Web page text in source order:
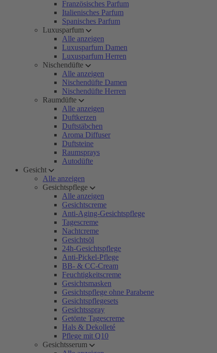
Französisches Parfum
Italienisches Parfum
Spanisches Parfum
Luxusparfum
Alle anzeigen
Luxusparfum Damen
Luxusparfum Herren
Nischendüfte
Alle anzeigen
Nischendüfte Damen
Nischendüfte Herren
Raumdüfte
Alle anzeigen
Duftkerzen
Duftstäbchen
Aroma Diffuser
Duftsteine
Raumsprays
Autodüfte
Gesicht
Alle anzeigen
Gesichtspflege
Alle anzeigen
Gesichtscreme
Anti-Aging-Gesichtspflege
Tagescreme
Nachtcreme
Gesichtsöl
24h-Gesichtspflege
Anti-Pickel-Pflege
BB- & CC-Cream
Feuchtigkeitscreme
Gesichtsmasken
Gesichtspflege ohne Parabene
Gesichtspflegesets
Gesichtsspray
Getönte Tagescreme
Hals & Dekolleté
Pflege mit Q10
Gesichtsserum